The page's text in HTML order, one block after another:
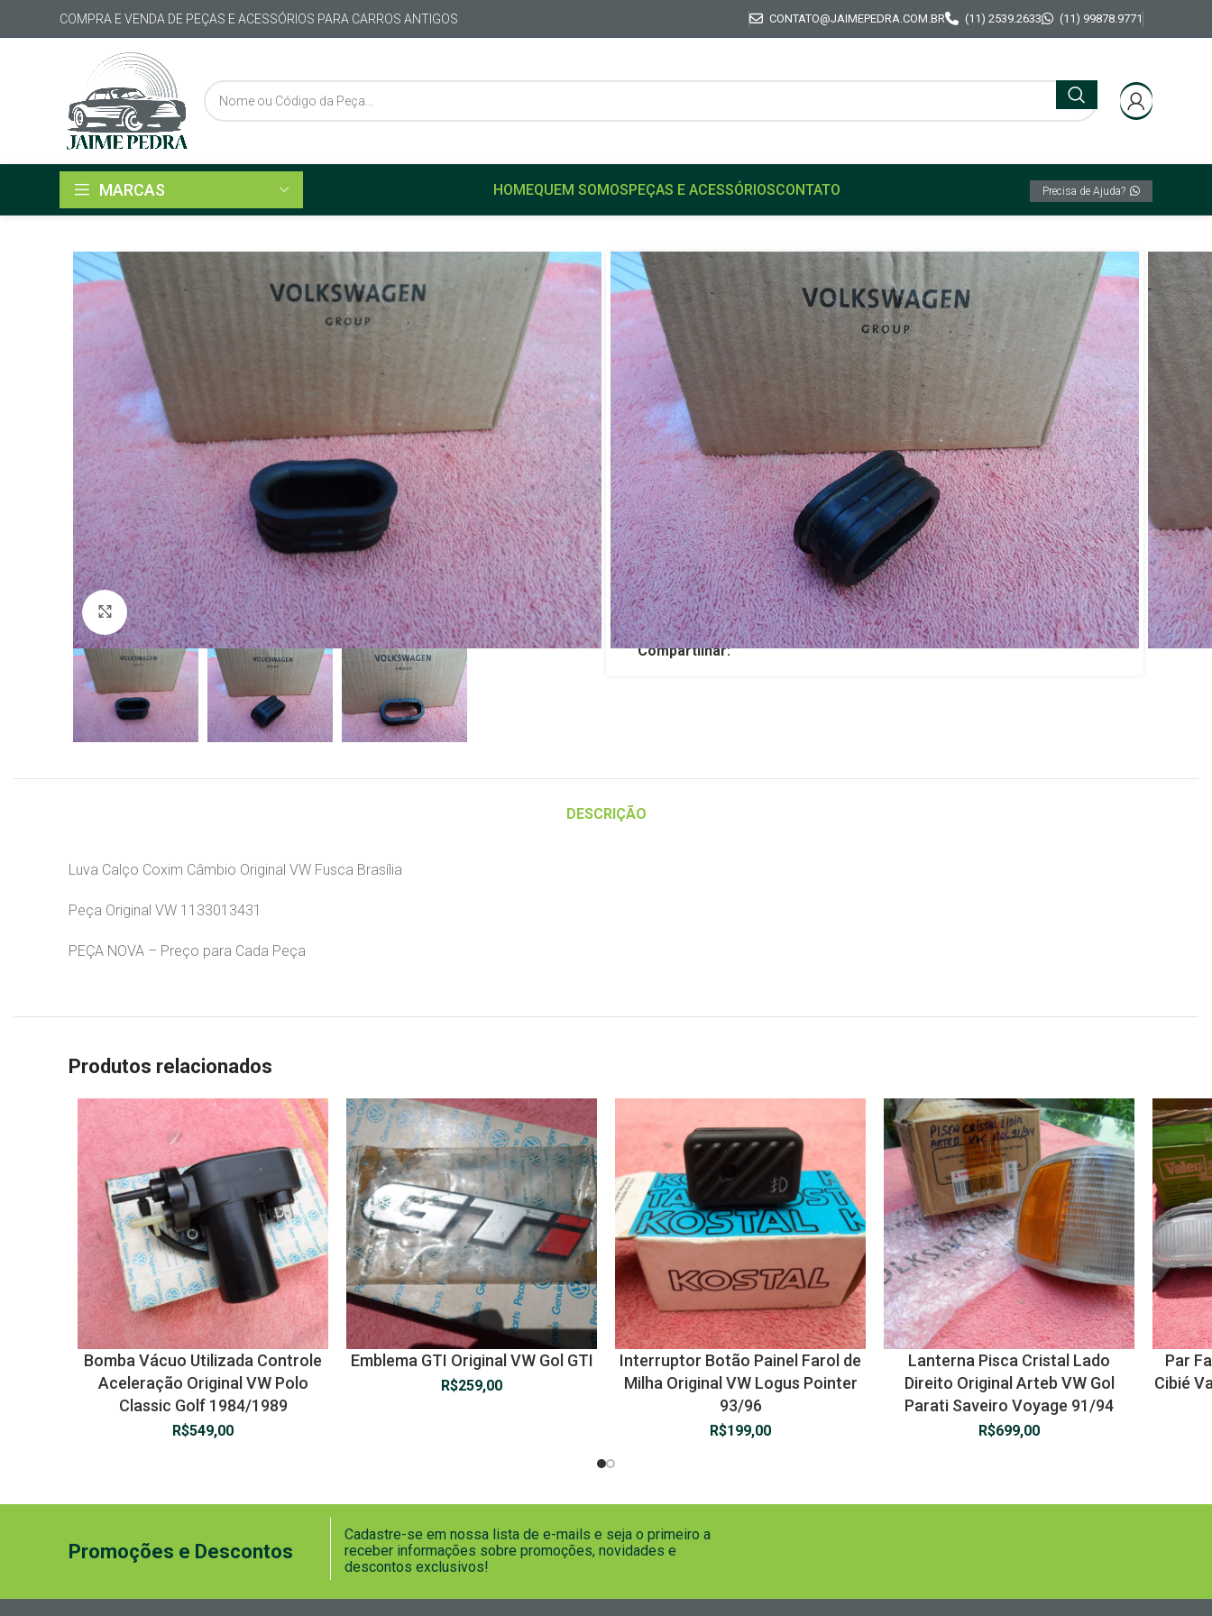
COMPRA E VENDA DE PEÇAS E ACESSÓRIOS PARA CARROS ANTIGOS CONTATO@JAIMEPEDRA.COM.BR (11) 2539.2633 (11) 99878.9771
MARCAS HOMEQUEM SOMOSPEÇAS E ACESSÓRIOSCONTATO Precisa de Ajuda?
Click to enlarge
Início VW
FUSCA
Luva Calço Coxim Câmbio Original VW Fusca Brasília
Luva Calço Coxim Câmbio Original
VW Fusca Brasília
R$69,00
TENHO INTERESSE
SKU:JP3129
Categorias: FUSCA, VW
Compartilhar:
DESCRIÇÃO
Luva Calço Coxim Câmbio Original VW Fusca Brasília
Peça Original VW 1133013431
PEÇA NOVA – Preço para Cada Peça
Produtos relacionados
Bomba Vácuo Utilizada Controle
Aceleração Original VW Polo
Classic Golf 1984/1989
R$549,00
Emblema GTI Original VW Gol GTI
R$259,00
Interruptor Botão Painel Farol de
Milha Original VW Logus Pointer
93/96
R$199,00
Lanterna Pisca Cristal Lado
Direito Original Arteb VW Gol
Parati Saveiro Voyage 91/94
R$699,00
Par
Cibié
Promoções e Descontos
Cadastre-se em nossa lista de e-mails e seja o primeiro a
receber informações sobre promoções, novidades e
descontos exclusivos!